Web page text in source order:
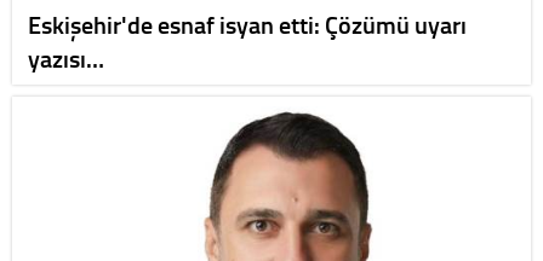
Eskişehir'de esnaf isyan etti: Çözümü uyarı
yazısı…